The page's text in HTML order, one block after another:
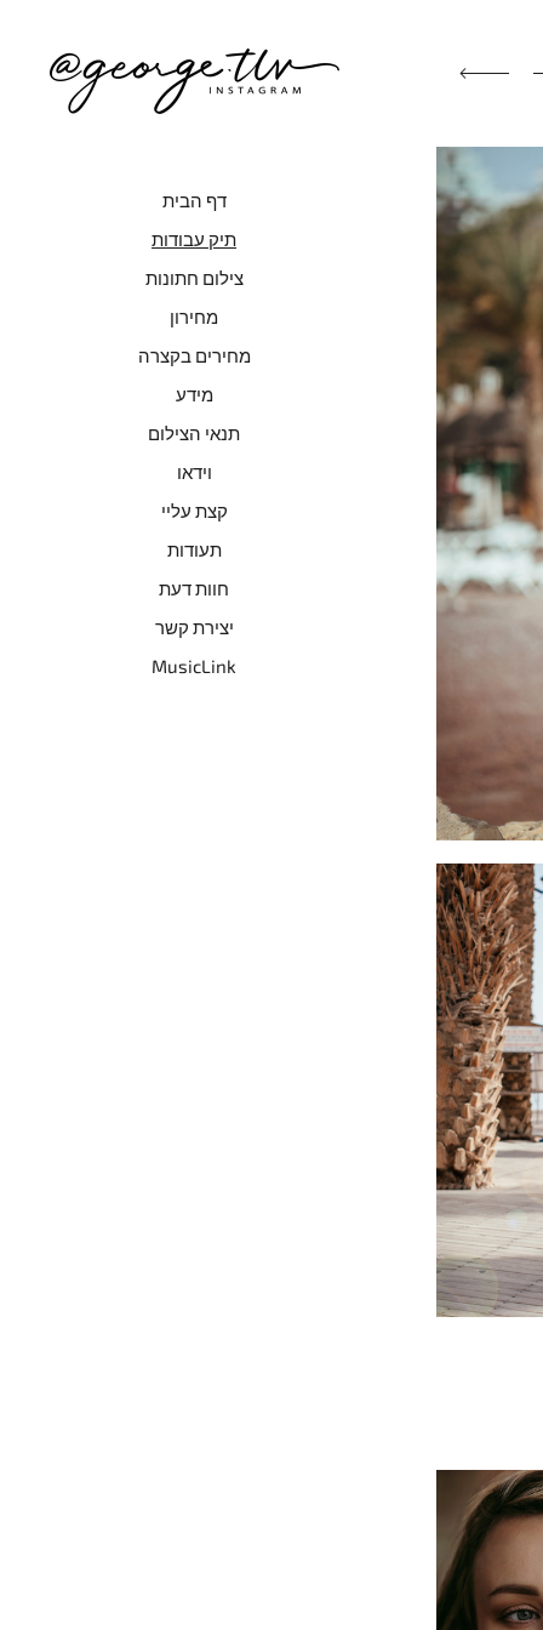
דף הבית
תיק עבודות
צילום חתונות
מחירון
מחירים בקצרה
מידע
תנאי הצילום
וידאו
קצת עליי
תעודות
חוות דעת
יצירת קשר
MusicLink